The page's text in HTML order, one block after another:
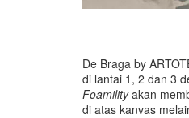
De Braga by
di lantai 1, 2 dan 3
Foamilityakan
di atas kanvas